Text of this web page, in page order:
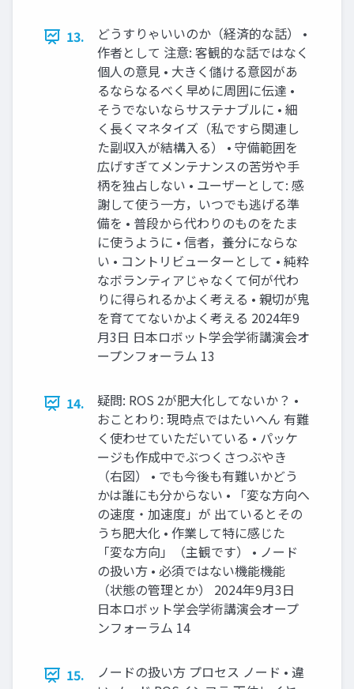
13.
どうすりゃいいのか（経済的な話） •
作者として 注意: 客観的な話ではなく
個人の意見 • 大きく儲ける意図があ
るならなるべく早めに周囲に伝達 •
そうでないならサステナブルに • 細
く長くマネタイズ（私ですら関連し
た副収入が結構入る） • 守備範囲を
広げすぎてメンテナンスの苦労や手
柄を独占しない • ユーザーとして: 感
謝して使う一方，いつでも逃げる準
備を • 普段から代わりのものをたま
に使うように • 信者，養分にならな
い • コントリビューターとして • 純粋
なボランティアじゃなくて何が代わ
りに得られるかよく考える • 親切が鬼
を育ててないかよく考える 2024年9
月3日 日本ロボット学会学術講演会オ
ープンフォーラム 13
14.
疑問: ROS 2が肥大化してないか？ •
おことわり: 現時点ではたいへん 有難
く使わせていただいている • パッケ
ージも作成中でぶつくさつぶやき
（右図） • でも今後も有難いかどう
かは誰にも分からない • 「変な方向へ
の速度・加速度」が 出ているとその
うち肥大化 • 作業して特に感じた
「変な方向」（主観です） • ノード
の扱い方 • 必須ではない機能機能
（状態の管理とか） 2024年9月3日
日本ロボット学会学術講演会オープ
ンフォーラム 14
15.
ノードの扱い方 プロセス ノード • 違